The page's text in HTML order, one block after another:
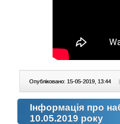
Опубліковано: 15-05-2019, 13:44 |
Інформація про
10.05.2019 року